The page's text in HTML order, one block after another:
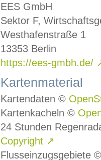
EES GmbH
Sektor F,
Westhafenstraße 1
13353 Berlin
https://ees-gmbh.de/
Kartenmaterial
Kartendaten ©
Kartenkacheln ©
24 Stunden
Copyright ↗
Flusseinzugsgebiete